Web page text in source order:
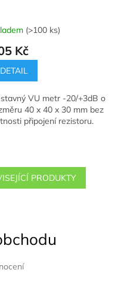
(>100 ks)
Kč
DETAIL
VU metr -20/+3dB o
40 x 40 x 30 mm bez
připojení rezistoru.
PRODUKTY